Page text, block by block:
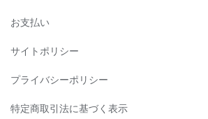
お支払い
サイトポリシー
プライバシーポリシー
特定商取引法に基づく表示